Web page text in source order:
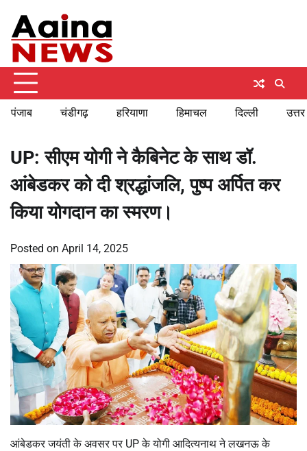
content
पंजाब चंडीगढ़ हरियाणा हिमाचल दिल्ली
UP: सीएम योगी ने कैबिनेट के साथ डॉ.
आंबेडकर को दी श्रद्धांजलि, पुष्प अर्पित कर
किया योगदान का स्मरण।
Posted on April 14, 2025
आंबेडकर जयंती के अवसर पर UP के योगी आदित्यनाथ ने लखनऊ के